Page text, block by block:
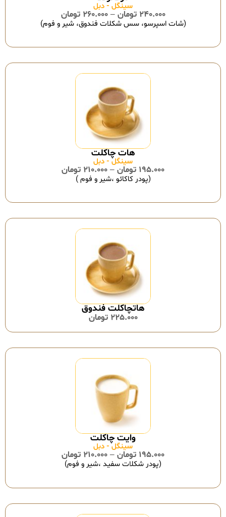
سینگل - دبل
240.000 تومان –
260.000 تومان
(شات اسپرسو، سس شکلات فندوق، شیر و فوم)
‎هات چاکلت
سینگل - دبل
195.000 تومان –
210.000 تومان
(پودر کاکائو ،شیر و فوم )
هاتچاکلت فندوق
225.000 تومان
سینگل - دبل
195.000 تومان –
210.000 تومان
(پودر شکلات سفید ،شیر و فوم)